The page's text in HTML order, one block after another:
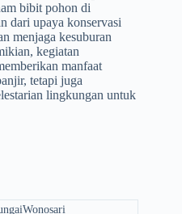
bibit pohon di
dari upaya konservasi
menjaga kesuburan
kegiatan
manfaat
tetapi juga
lingkungan untuk